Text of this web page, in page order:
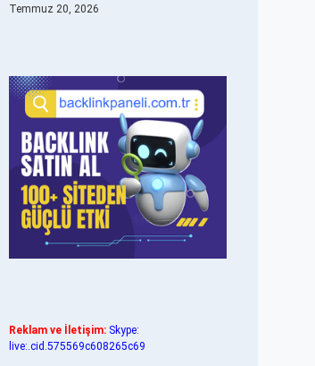
Temmuz 20, 2026
Reklam ve İletişim: Skype:
live:.cid.575569c608265c69